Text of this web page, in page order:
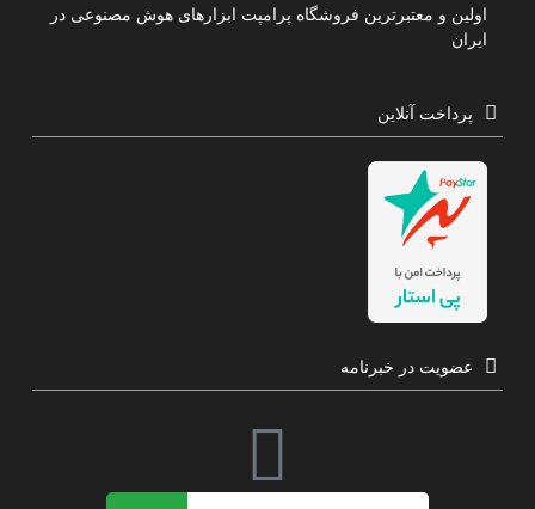
این پرامپت مناسب استفاده در هوش مصنوعی میدجورنی
اولین و معتبرترین فروشگاه پرامپت ابزارهای هوش مصنوعی در
ایران
پرداخت آنلاین
عضویت در خبرنامه